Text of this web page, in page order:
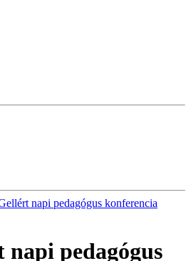
napi pedagógus konferencia
napi pedagógus